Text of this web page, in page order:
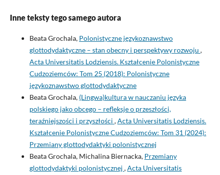
Inne teksty tego samego autora
Beata Grochala, Polonistyczne językoznawstwo
glottodydaktyczne – stan obecny i perspektywy rozwoju ,
Acta Universitatis Lodziensis. Kształcenie Polonistyczne
Cudzoziemców: Tom 25 (2018): Polonistyczne
językoznawstwo glottodydaktyczne
Beata Grochala, (Lingwa)kultura w nauczaniu języka
polskiego jako obcego – refleksje o przeszłości,
teraźniejszości i przyszłości ,Acta Universitatis Lodziensis.
Kształcenie Polonistyczne Cudzoziemców: Tom 31 (2024):
Przemiany glottodydaktyki polonistycznej
Beata Grochala, Michalina Biernacka, Przemiany
glottodydaktyki polonistycznej ,Acta Universitatis